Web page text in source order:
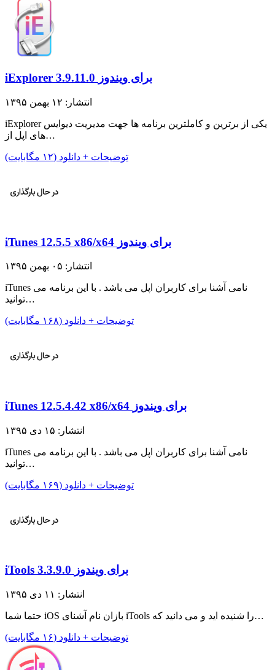
iExplorer 3.9.11.0 برای ویندوز
انتشار: ۱۲ بهمن ۱۳۹۵
iExplorer یکی از برترین و کاملترین برنامه ها جهت مدیریت دیوایس
های اپل از…
توضیحات + دانلود (۱۲ مگابایت)
iTunes 12.5.5 x86/x64 برای ویندوز
انتشار: ۰۵ بهمن ۱۳۹۵
iTunes نامی آشنا برای کاربران اپل می باشد . با این برنامه می
توانید…
توضیحات + دانلود (۱۶۸ مگابایت)
iTunes 12.5.4.42 x86/x64 برای ویندوز
انتشار: ۱۵ دی ۱۳۹۵
iTunes نامی آشنا برای کاربران اپل می باشد . با این برنامه می
توانید…
توضیحات + دانلود (۱۶۹ مگابایت)
iTools 3.3.9.0 برای ویندوز
انتشار: ۱۱ دی ۱۳۹۵
حتما شما iOS بازان نام آشنای iTools را شنیده اید و می دانید که…
توضیحات + دانلود (۱۶ مگابایت)